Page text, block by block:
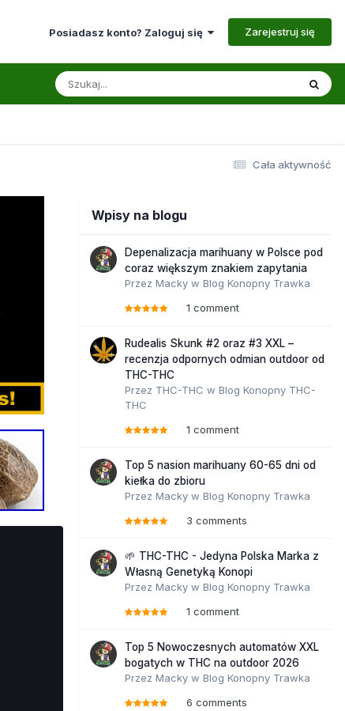
Posiadasz konto? Zaloguj się Zarejestruj się
Cała aktywność
Wpisy na blogu
Depenalizacja marihuany w Polsce pod
coraz większym znakiem zapytania
Przez Macky w Blog Konopny Trawka
1 comment
Rudealis Skunk #2 oraz #3 XXL –
recenzja odpornych odmian outdoor od
THC-THC
Przez THC-THC w Blog Konopny THC-
THC
1 comment
Top 5 nasion marihuany 60-65 dni od
kiełka do zbioru
Przez Macky w Blog Konopny Trawka
3 comments
🌱 THC-THC - Jedyna Polska Marka z
Własną Genetyką Konopi
Przez Macky w Blog Konopny Trawka
1 comment
Top 5 Nowoczesnych automatów XXL
bogatych w THC na outdoor 2026
Przez Macky w Blog Konopny Trawka
6 comments